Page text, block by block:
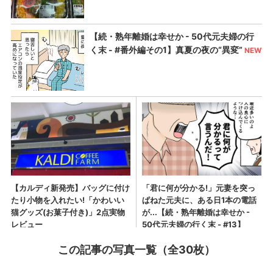
この記事の写真一覧（全30枚）